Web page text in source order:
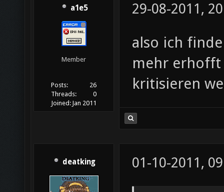
a1e5
Member
Posts:
26
Threads:
0
Joined: Jan 2011
29-08-2011,
also ich
mehr erhofft
kritisieren
deatking 01-10-2011,